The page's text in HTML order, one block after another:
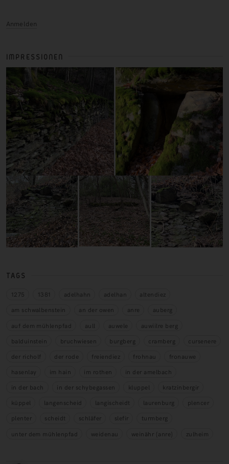
Anmelden
IMPRESSIONEN
TAGS
1275 1381 adelhahn adelhan
altendiez
am schwalbenstein
an der owen anre
auberg
auf dem mühlenpfad
aull auwele
auwiilre berg
balduinstein
bruchwiesen burgberg cramberg
cursenere
der richolf
der rode freiendiez frohnau
fronauwe
hasenlay
im hain im rothen
in der amelbach
in der bach
in der schybegassen kluppel
kratzinbergir
küppel
langenscheid langischeidt laurenburg
plencer
plenter
scheidt schläfer slefir
turmberg
unter dem mühlenpfad
weidenau weinähr (anre) zulheim